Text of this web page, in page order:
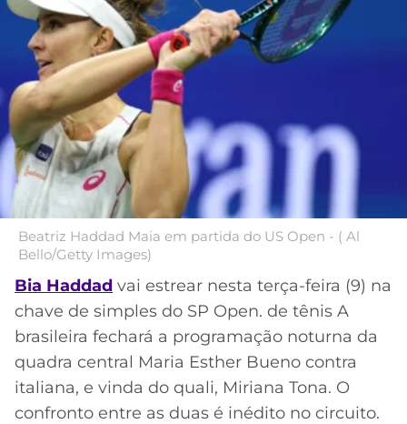
DE
INDICAÇÃO
BET365
CÓDIGO
BETANO
MELHORES
APPS
CASSINOS
ONLINE
MELHORES
CASSINOS
ONLINE
2026
SÃO
PAULO
SANTOS
FLAMENGO
FLUMINENSE
BOTAFOGO
VASCO
INTERNACIONAL
GRÊMIO
LIBERTADORES
COPA
DO
BRASIL
PREMIER
LEAGUE
COPA
SUL-
AMERICANA
LIGA
DOS
CAMPEÕES
LALIGA
DA
BOLA
PALPITES
Beatriz Haddad Maia em partida do US Open - ( Al
Bello/Getty Images)
Bia Haddad vai estrear nesta terça-feira (9) na
chave de simples do SP Open. de tênis A
brasileira fechará a programação noturna da
quadra central Maria Esther Bueno contra
italiana, e vinda do quali, Miriana Tona. O
confronto entre as duas é inédito no circuito.